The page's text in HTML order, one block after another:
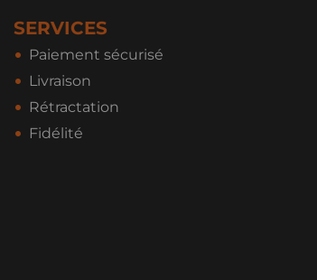
SERVICES
Paiement sécurisé
Livraison
Rétractation
Fidélité